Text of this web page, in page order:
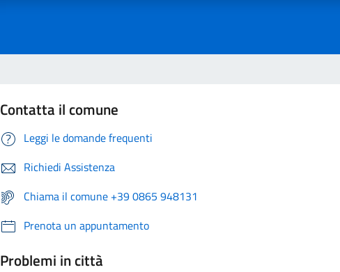
Contatta il comune
Leggi le domande frequenti
Richiedi Assistenza
Chiama il comune +39 0865 948131
Prenota un appuntamento
Problemi in città